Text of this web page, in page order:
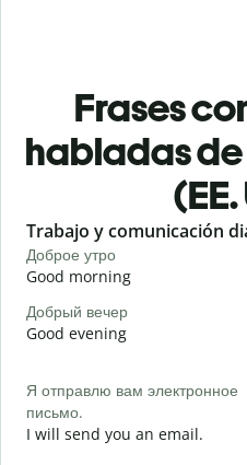
Frases
habladas de
Slide 1 of 6
Trabajo y comunicación
Доброе утро
Good morning
Добрый вечер
Good evening
Я отправлю вам электронное
письмо.
I will send you an email.